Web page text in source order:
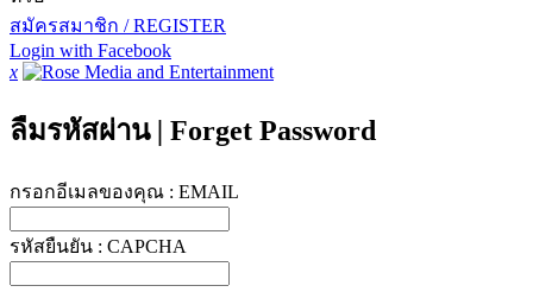
สมัครสมาชิก / REGISTER
Login with Facebook
x
ลืมรหัสผ่าน | Forget Password
กรอกอีเมลของคุณ : EMAIL
รหัสยืนยัน : CAPCHA